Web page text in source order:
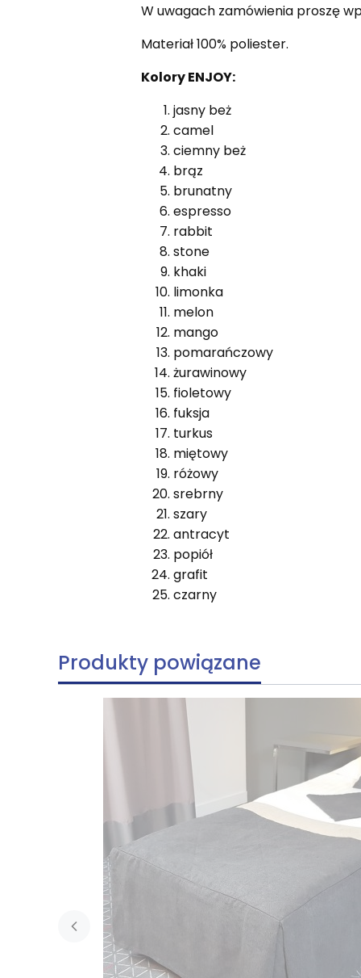
W uwagach zamówienia proszę
Materiał 100% poliester.
Kolory ENJOY:
jasny beż
camel
ciemny beż
brąz
brunatny
espresso
rabbit
stone
khaki
limonka
melon
mango
pomarańczowy
żurawinowy
fioletowy
fuksja
turkus
miętowy
różowy
srebrny
szary
antracyt
popiół
grafit
czarny
Produkty powiązane